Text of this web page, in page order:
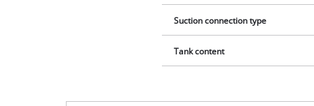
Suction connection type
Tank content